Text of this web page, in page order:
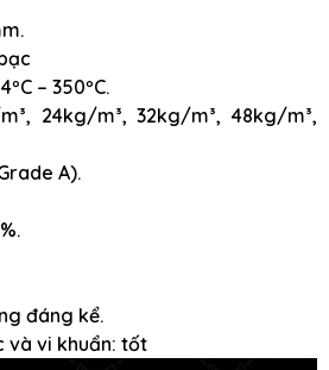
– 350ºC.
24kg/m³, 32kg/m³, 48kg/m³,
A).
đáng kể.
và vi khuẩn: tốt